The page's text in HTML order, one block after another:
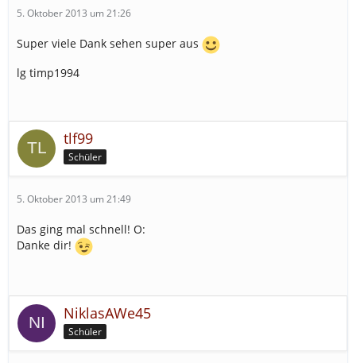
5. Oktober 2013 um 21:26
Super viele Dank sehen super aus
lg timp1994
tlf99
Schüler
5. Oktober 2013 um 21:49
Das ging mal schnell! O:
Danke dir!
NiklasAWe45
Schüler